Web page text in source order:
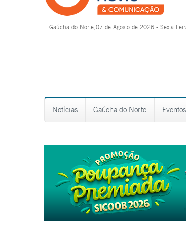
Gaúcha do Norte,07 de Agosto de 2026 - Sexta
Notícias Gaúcha do Norte Eventos